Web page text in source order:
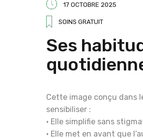
17 OCTOBRE 2025
SOINS GRATUIT
Ses
Cette image conçu dans
sensibiliser :
• Elle simplifie sans
• Elle met en avant que